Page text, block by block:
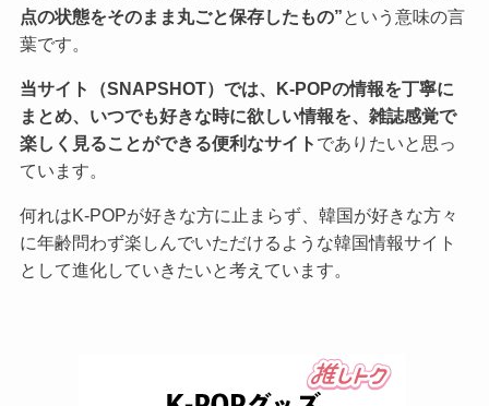
点の状態をそのまま丸ごと保存したもの” という意味の言
葉です。
当サイト（SNAPSHOT）では、K-POPの情報を丁寧に
まとめ、いつでも好きな時に欲しい情報を、雑誌感覚で
楽しく見ることができる便利なサイト でありたいと思っ
ています。
何れはK-POPが好きな方に止まらず、韓国が好きな方々
に年齢問わず楽しんでいただけるような韓国情報サイト
として進化していきたいと考えています。